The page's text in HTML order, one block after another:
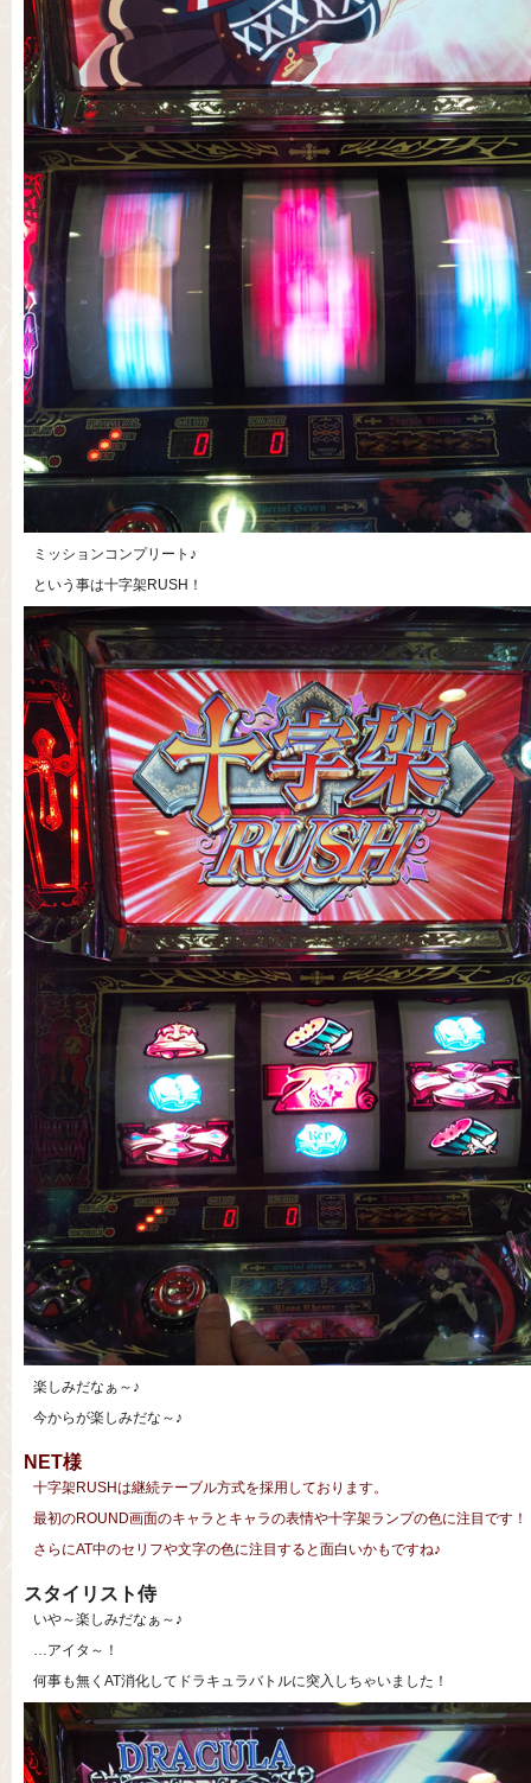
ミッションコンプリート♪
という事は十字架RUSH！
楽しみだなぁ～♪
今からが楽しみだな～♪
NET様
十字架RUSHは継続テーブル方式を採用しております。
最初のROUND画面のキャラとキャラの表情や十字架ランプの色に注目です！
さらにAT中のセリフや文字の色に注目すると面白いかもですね♪
スタイリスト侍
いや～楽しみだなぁ～♪
…アイタ～！
何事も無くAT消化してドラキュラバトルに突入しちゃいました！